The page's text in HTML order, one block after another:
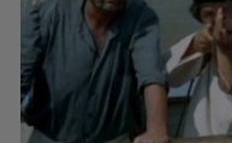
TVR transmite în direct
Naţionale